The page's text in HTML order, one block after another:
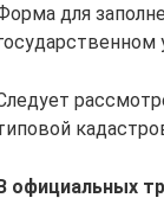
для
официальных